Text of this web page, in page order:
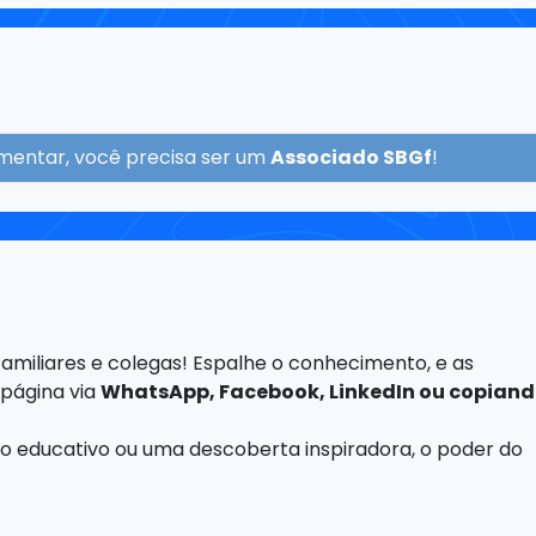
você precisa ser um Associado SBGf!
e colegas! Espalhe o conhecimento, e as
viaWhatsApp, Facebook, LinkedIn ou
educativo ou uma descoberta inspiradora, o poder do